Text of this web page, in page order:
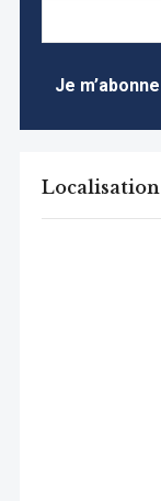
Localisation